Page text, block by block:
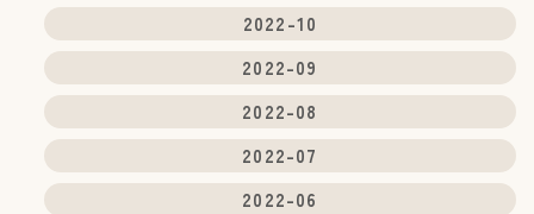
2022-10
2022-09
2022-08
2022-07
2022-06